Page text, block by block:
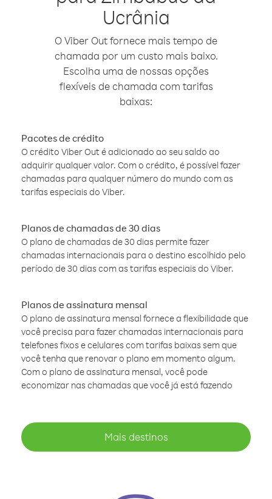
Ucrânia
O Viber Out fornece mais tempo de
chamada por um custo mais baixo.
Escolha uma de nossas opções
flexíveis de chamada com tarifas
baixas:
Pacotes de crédito
O crédito Viber Out é adicionado ao seu saldo ao
adquirir qualquer valor. Com o crédito, é possível fazer
chamadas para qualquer número do mundo com as
tarifas especiais do Viber.
Planos de chamadas de 30 dias
O plano de chamadas de 30 dias permite fazer
chamadas internacionais para o destino escolhido pelo
período de 30 dias com as tarifas especiais do Viber.
Planos de assinatura mensal
O plano de assinatura mensal fornece a flexibilidade que
você precisa para fazer chamadas internacionais para
telefones fixos e celulares com tarifas baixas sem que
você tenha que renovar o plano em momento algum.
Com o plano de assinatura mensal, você pode
economizar nas chamadas que você já está fazendo
Mais destinos